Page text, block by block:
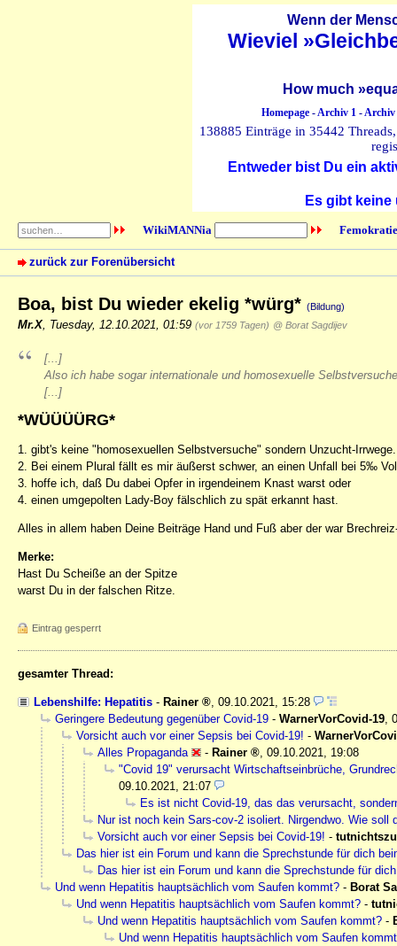
Wenn der
Wieviel
How much
Homepage-Archiv 1-Archiv
138885 Einträge in 35442
Entweder bist Du ein
Es gibt
WikiMANNia
zurück zur Forenübersicht
Boa, bist Du wieder ekelig *würg* (Bildung)
Mr.X Tuesday, 12.10.2021, 01:59 (vor 1759 Tagen) @ Borat Sagdijev
[...]
Also ich habe sogar internationale und homosexuelle
[...]
*WÜÜÜÜRG*
1. gibt's keine "homosexuellen Selbstversuche" sondern Unzucht-Irrwege.
2. Bei einem Plural fällt es mir äußerst schwer, an einen Unfall bei 5‰
3. hoffe ich, daß Du dabei Opfer in irgendeinem Knast warst oder
4. einen umgepolten Lady-Boy fälschlich zu spät erkannt hast.
Alles in allem haben Deine Beiträge Hand und Fuß aber der war
Merke:
Hast Du Scheiße an der Spitze
warst Du in der falschen Ritze.
Eintrag gesperrt
gesamter Thread:
Lebenshilfe: Hepatitis - Rainer , 09.10.2021, 15:28
Geringere Bedeutung gegenüber Covid-19 - WarnerVorCovid-19,
Vorsicht auch vor einer Sepsis bei Covid-19! -
Alles Propaganda
- Rainer , 09.10.2021, 19:08
"Covid 19" verursacht Wirtschaftseinbrüche,
09.10.2021, 21:07
Es ist nicht Covid-19, das das verursacht,
Nur ist noch kein Sars-cov-2 isoliert. Nirgendwo. Wie soll
Vorsicht auch vor einer Sepsis bei Covid-19! -
Das hier ist ein Forum und kann die Sprechstunde für dich
Das hier ist ein Forum und kann die Sprechstunde für
Und wenn Hepatitis hauptsächlich vom Saufen kommt? - Borat
Und wenn Hepatitis hauptsächlich vom Saufen kommt? -
Und wenn Hepatitis hauptsächlich vom Saufen kommt? -
Und wenn Hepatitis hauptsächlich vom Saufen